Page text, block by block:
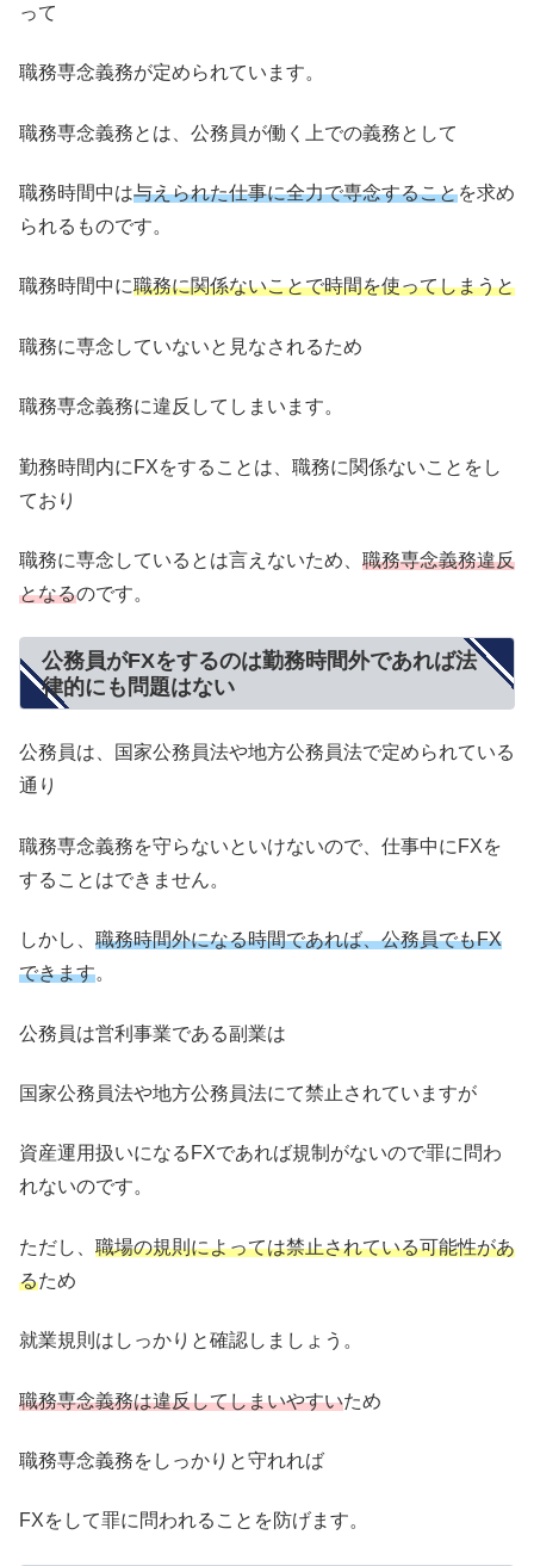
って
職務専念義務が定められています。
職務専念義務とは、公務員が働く上での義務として
職務時間中は与えられた仕事に全力で専念することを求め
られるものです。
職務時間中に職務に関係ないことで時間を使ってしまうと
職務に専念していないと見なされるため
職務専念義務に違反してしまいます。
勤務時間内にFXをすることは、職務に関係ないことをし
ており
職務に専念しているとは言えないため、 職務専念義務違反
となるのです。
公務員がFXをするのは勤務時間外であれば法
律的にも問題はない
公務員は、国家公務員法や地方公務員法で定められている
通り
職務専念義務を守らないといけないので、仕事中にFXを
することはできません。
しかし、 職務時間外になる時間であれば、公務員でもFX
できます。
公務員は営利事業である副業は
国家公務員法や地方公務員法にて禁止されていますが
資産運用扱いになるFXであれば規制がないので罪に問わ
れないのです。
ただし、 職場の規則によっては禁止されている可能性があ
るため
就業規則はしっかりと確認しましょう。
職務専念義務は違反してしまいやすいため
職務専念義務をしっかりと守れれば
FXをして罪に問われることを防げます。